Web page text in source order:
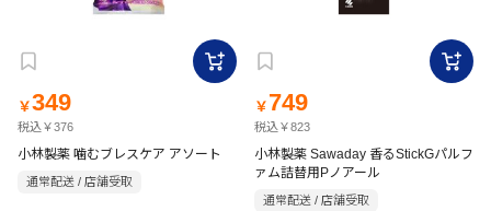
￥349
税込￥376
小林製薬 噛むブレスケア アソート
通常配送 / 店舗受取
￥ 749
税込￥823
小林製薬 Sawaday 香るStickGパルフ
ァム詰替用Pノアール
通常配送 / 店舗受取